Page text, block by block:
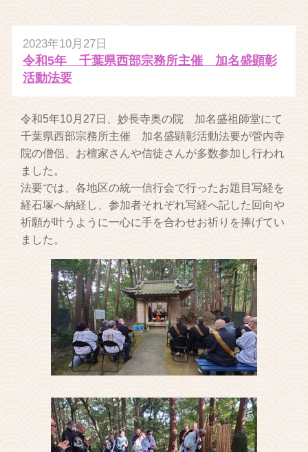
2023年10月27日
令和5年 千葉県西部宗務所主催 加名盛顕彰
活動法要
令和5年10月27日、妙長寺奥の院 加名盛祖師堂にて
千葉県西部宗務所主催 加名盛顕彰活動法要が管内寺
院の僧侶、お檀家さんや信徒さんが多数参加し行われ
ました。
法要では、各地区の統一信行会で行ったお題目写経を
経石塚へ納経し、参加者それぞれ写経へ記した回向や
祈願が叶うように一心に手を合わせお祈りを捧げてい
ました。